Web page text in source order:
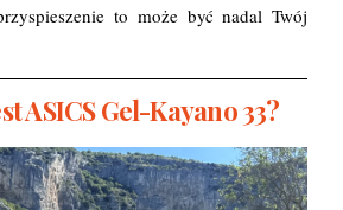
to może być nadal Twój
ASICS Gel-Kayano 33?